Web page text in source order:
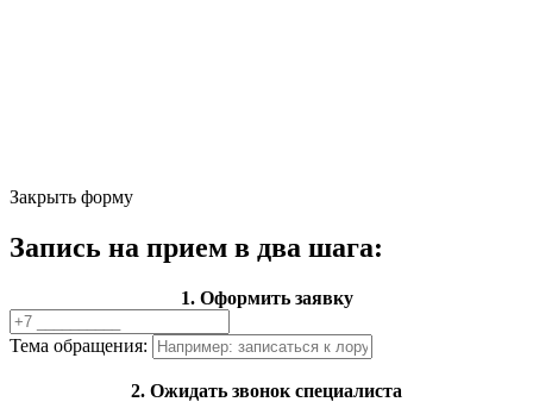
Закрыть форму
Запись на прием в два шага:
1. Оформить заявку
Тема обращения:
2. Ожидать звонок специалиста